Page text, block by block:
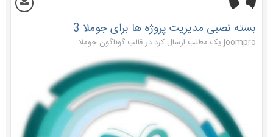
بسته نصبی مدیریت پروژه ها برای جوملا 3
joompro یک مطلب ارسال کرد در قالب گوناگون جوملا